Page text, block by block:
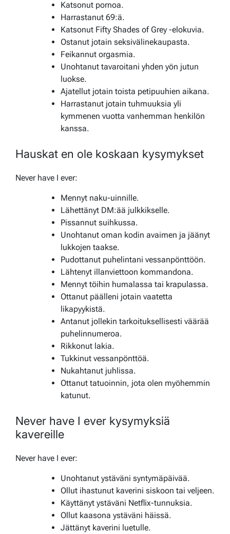
Katsonut pornoa.
Harrastanut 69:ä.
Katsonut Fifty Shades of Grey -elokuvia.
Ostanut jotain seksivälinekaupasta.
Feikannut orgasmia.
Unohtanut tavaroitani yhden yön jutun
luokse.
Ajatellut jotain toista petipuuhien aikana.
Harrastanut jotain tuhmuuksia yli
kymmenen vuotta vanhemman henkilön
kanssa.
Hauskat en ole koskaan kysymykset
Never have I ever:
Mennyt naku-uinnille.
Lähettänyt DM:ää julkkikselle.
Pissannut suihkussa.
Unohtanut oman kodin avaimen ja jäänyt
lukkojen taakse.
Pudottanut puhelintani vessanpönttöön.
Lähtenyt illanviettoon kommandona.
Mennyt töihin humalassa tai krapulassa.
Ottanut päälleni jotain vaatetta
likapyykistä.
Antanut jollekin tarkoituksellisesti väärää
puhelinnumeroa.
Rikkonut lakia.
Tukkinut vessanpönttöä.
Nukahtanut juhlissa.
Ottanut tatuoinnin, jota olen myöhemmin
katunut.
Never have I ever kysymyksiä
kavereille
Never have I ever:
Unohtanut ystäväni syntymäpäivää.
Ollut ihastunut kaverini siskoon tai veljeen.
Käyttänyt ystäväni Netflix-tunnuksia.
Ollut kaasona ystäväni häissä.
Jättänyt kaverini luetulle.